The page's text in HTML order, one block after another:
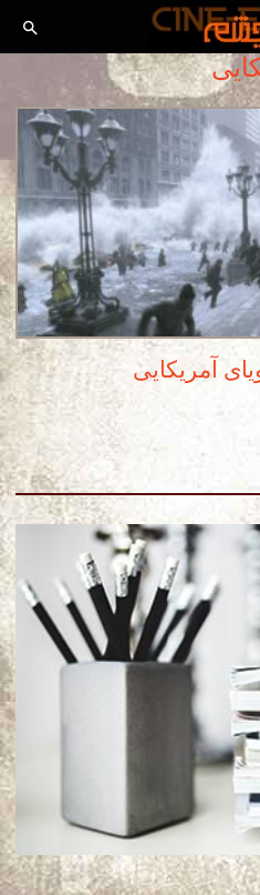
آمریکایی